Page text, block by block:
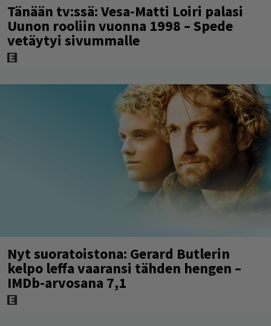
Tänään tv:ssä: Vesa-Matti Loiri palasi
Uunon rooliin vuonna 1998 – Spede
vetäytyi sivummalle
Nyt suoratoistona: Gerard Butlerin
kelpo leffa vaaransi tähden hengen –
IMDb-arvosana 7,1